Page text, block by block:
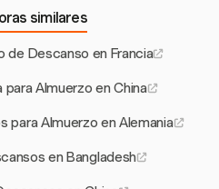
similares
de Descanso en Francia
Almuerzo en China
para Almuerzo en Alemania
en Bangladesh